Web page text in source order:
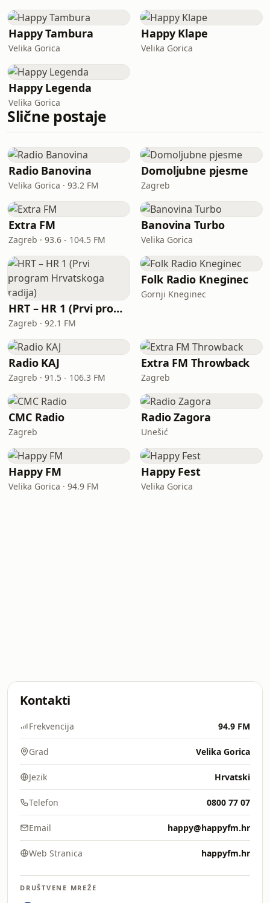
Happy Tambura
Velika Gorica
Happy Klape
Velika Gorica
Happy Legenda
Velika Gorica
Slične postaje
Radio Banovina
Velika Gorica · 93.2 FM
Domoljubne pjesme
Zagreb
Extra FM
Zagreb · 93.6 - 104.5 FM
Banovina Turbo
Velika Gorica
HRT – HR 1 (Prvi program Hrvatskoga radija)
Zagreb · 92.1 FM
Folk Radio Kneginec
Gornji Kneginec
Radio KAJ
Zagreb · 91.5 - 106.3 FM
Extra FM Throwback
Zagreb
CMC Radio
Zagreb
Radio Zagora
Unešić
Happy FM
Velika Gorica · 94.9 FM
Happy Fest
Velika Gorica
Kontakti
Frekvencija 94.9 FM
Grad Velika Gorica
Jezik Hrvatski
Telefon 0800 77 07
Email happy@happyfm.hr
Web Stranica happyfm.hr
DRUŠTVENE MREŽE